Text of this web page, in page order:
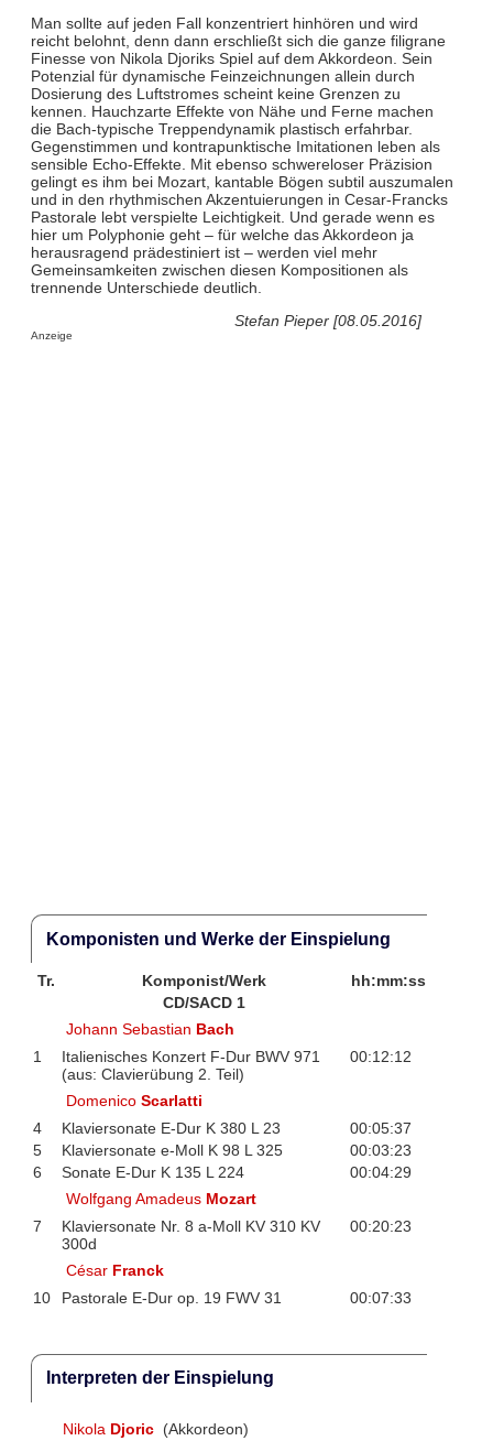
Man sollte auf jeden Fall konzentriert hinhören und wird
reicht belohnt, denn dann erschließt sich die ganze filigrane
Finesse von Nikola Djoriks Spiel auf dem Akkordeon. Sein
Potenzial für dynamische Feinzeichnungen allein durch
Dosierung des Luftstromes scheint keine Grenzen zu
kennen. Hauchzarte Effekte von Nähe und Ferne machen
die Bach-typische Treppendynamik plastisch erfahrbar.
Gegenstimmen und kontrapunktische Imitationen leben als
sensible Echo-Effekte. Mit ebenso schwereloser Präzision
gelingt es ihm bei Mozart, kantable Bögen subtil auszumalen
und in den rhythmischen Akzentuierungen in Cesar-Francks
Pastorale lebt verspielte Leichtigkeit. Und gerade wenn es
hier um Polyphonie geht – für welche das Akkordeon ja
herausragend prädestiniert ist – werden viel mehr
Gemeinsamkeiten zwischen diesen Kompositionen als
trennende Unterschiede deutlich.
Stefan Pieper [08.05.2016]
Anzeige
Komponisten und Werke der Einspielung
Tr. Komponist/Werk
hh:mm:ss
CD/SACD 1
Johann Sebastian Bach
1
Italienisches Konzert F-Dur BWV 971
(aus: Clavierübung 2. Teil)
00:12:12
DomenicoScarlatti
4
Klaviersonate E-Dur K 380 L 23
00:05:37
5
Klaviersonate e-Moll K 98 L 325
00:03:23
6
Sonate E-Dur K 135 L 224
00:04:29
Wolfgang Amadeus Mozart
7
Klaviersonate Nr. 8 a-Moll KV 310 KV
300d
00:20:23
César Franck
10
Pastorale E-Dur op. 19 FWV 31 00:07:33
Interpreten der Einspielung
Nikola Djoric (Akkordeon)